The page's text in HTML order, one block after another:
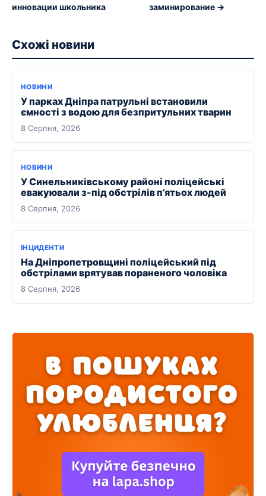
инновации школьника
заминирование →
Схожі новини
НОВИНИ
У парках Дніпра патрульні встановили
ємності з водою для безпритульних тварин
8 Серпня, 2026
НОВИНИ
У Синельниківському районі поліцейські
евакуювали з-під обстрілів п’ятьох людей
8 Серпня, 2026
ІНЦИДЕНТИ
На Дніпропетровщині поліцейський під
обстрілами врятував пораненого чоловіка
8 Серпня, 2026